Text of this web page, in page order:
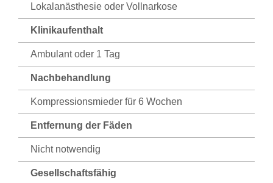
Lokalanästhesie oder Vollnarkose
Klinikaufenthalt
Ambulant oder 1 Tag
Nachbehandlung
Kompressionsmieder für 6 Wochen
Entfernung der Fäden
Nicht notwendig
Gesellschaftsfähig